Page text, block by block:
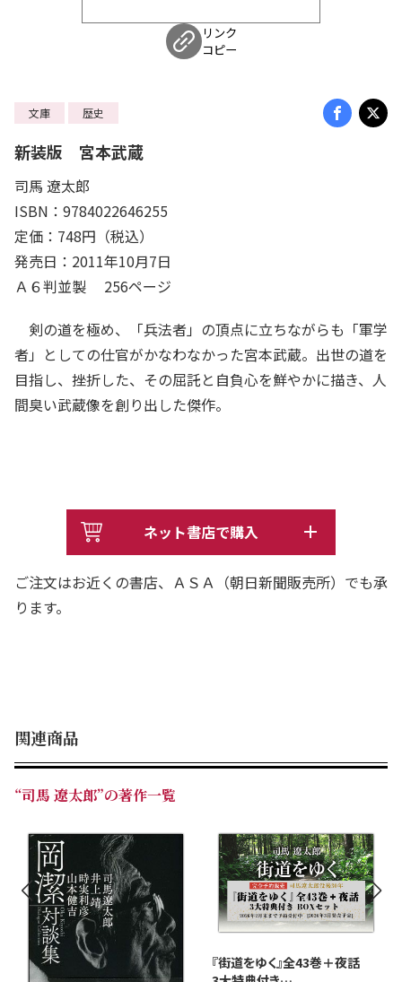
リンク
コピー
文庫 歴史
新装版 宮本武蔵
司馬 遼太郎
ISBN：9784022646255
定価：748円（税込）
発売日：2011年10月7日
Ａ６判並製 256ページ
剣の道を極め、「兵法者」の頂点に立ちながらも「軍学
者」としての仕官がかなわなかった宮本武蔵。出世の道を
目指し、挫折した、その屈託と自負心を鮮やかに描き、人
間臭い武蔵像を創り出した傑作。
ネット書店で購入
ご注文はお近くの書店、ＡＳＡ（朝日新聞販売所）でも承
ります。
関連商品
“司馬 遼太郎”の著作一覧
『街道をゆく』全43巻＋夜話